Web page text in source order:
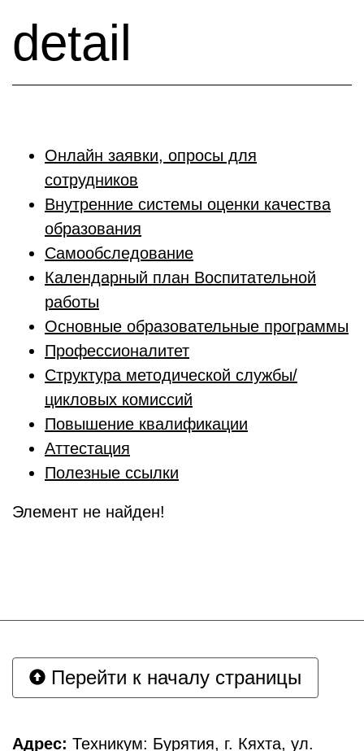
detail
Онлайн заявки, опросы для
сотрудников
Внутренние системы оценки качества
образования
Самообследование
Календарный план Воспитательной
работы
Основные образовательные программы
Профессионалитет
Структура методической службы/
цикловых комиссий
Повышение квалификации
Аттестация
Полезные ссылки
Элемент не найден!
Перейти к началу страницы
Адрес: Техникум: Бурятия, г. Кяхта, ул.